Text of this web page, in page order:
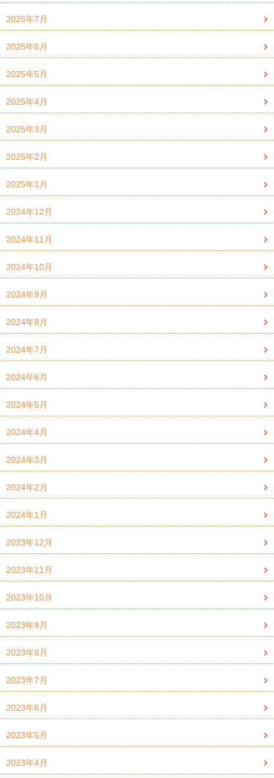
2025年7月
2025年6月
2025年5月
2025年4月
2025年3月
2025年2月
2025年1月
2024年12月
2024年11月
2024年10月
2024年9月
2024年8月
2024年7月
2024年6月
2024年5月
2024年4月
2024年3月
2024年2月
2024年1月
2023年12月
2023年11月
2023年10月
2023年9月
2023年8月
2023年7月
2023年6月
2023年5月
2023年4月